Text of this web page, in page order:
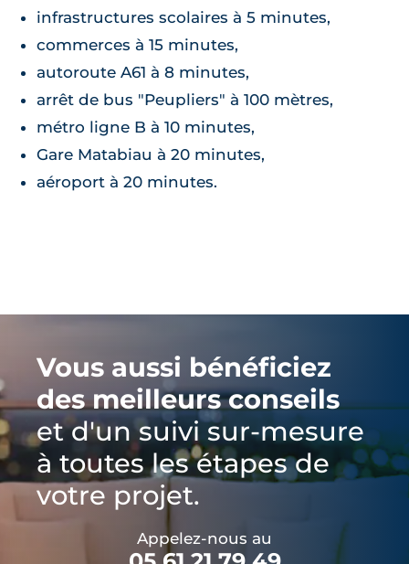
infrastructures scolaires à 5 minutes,
commerces à 15 minutes,
autoroute A61 à 8 minutes,
arrêt de bus "Peupliers" à 100 mètres,
métro ligne B à 10 minutes,
Gare Matabiau à 20 minutes,
aéroport à 20 minutes.
Vous aussi bénéficiez
des meilleurs conseils
et d'un suivi sur-mesure
à toutes les étapes de
votre projet.
Appelez-nous au